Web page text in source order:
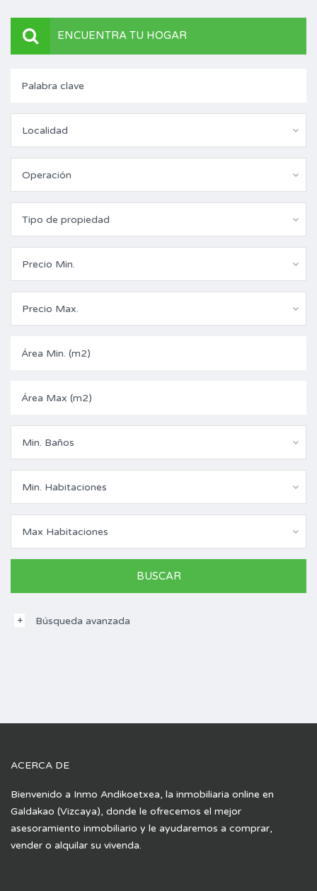
ENCUENTRA TU HOGAR
Localidad
Operación
Tipo de propiedad
Precio Min.
Precio Max.
Min. Baños
Min. Habitaciones
Max Habitaciones
Búsqueda avanzada
ACERCA DE
Bienvenido a Inmo Andikoetxea, la inmobiliaria online en
Galdakao (Vizcaya), donde le ofrecemos el mejor
asesoramiento inmobiliario y le ayudaremos a comprar,
vender o alquilar su vivenda.